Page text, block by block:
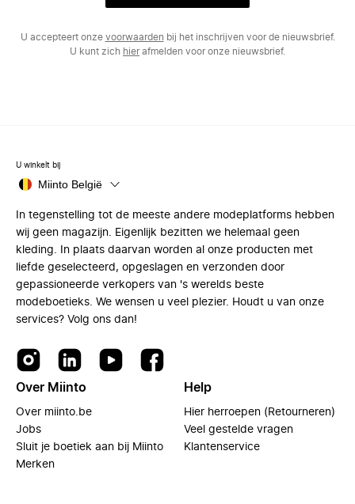
U accepteert onze voorwaarden bij het inschrijven voor de nieuwsbrief.
U kunt zich hierafmelden voor onze nieuwsbrief.
U winkelt bij
Miinto België
In tegenstelling tot de meeste andere modeplatforms hebben
wij geen magazijn. Eigenlijk bezitten we helemaal geen
kleding. In plaats daarvan worden al onze producten met
liefde geselecteerd, opgeslagen en verzonden door
gepassioneerde verkopers van 's werelds beste
modeboetieks. We wensen u veel plezier. Houdt u van onze
services? Volg ons dan!
Over Miinto
Over miinto.be
Jobs
Sluit je boetiek aan bij Miinto
Merken
Help
Hier herroepen (Retourneren)
Veel gestelde vragen
Klantenservice